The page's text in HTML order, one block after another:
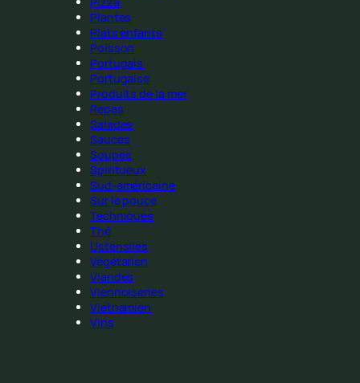
Plantes
Plats enfants
Poisson
Portugais
Portugaise
Produits de la mer
Repas
Salades
Sauces
Soupes
Spiritueux
Sud-américaine
Sur le pouce
Techniques
Thé
Ustensiles
Végétarien
Viandes
Viennoiseries
Vietnamien
Vins